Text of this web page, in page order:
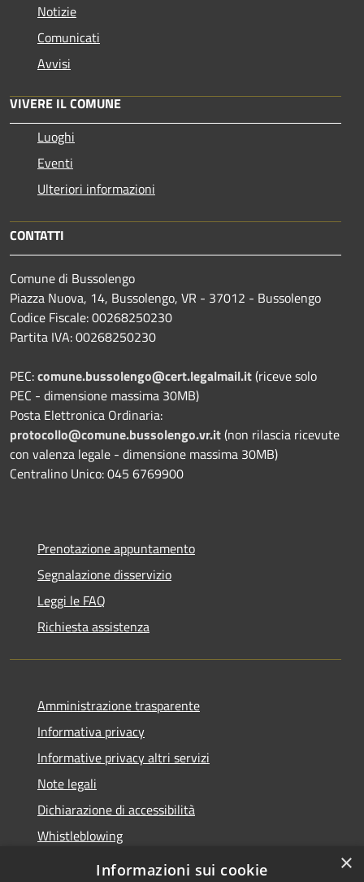
Notizie
Comunicati
Avvisi
VIVERE IL COMUNE
Luoghi
Eventi
Ulteriori informazioni
CONTATTI
Comune di Bussolengo
Piazza Nuova, 14, Bussolengo, VR - 37012 - Bussolengo
Codice Fiscale: 00268250230
Partita IVA: 00268250230
PEC:comune.bussolengo@cert.legalmail.it(riceve solo
PEC - dimensione massima 30MB)
Posta Elettronica Ordinaria:
protocollo@comune.bussolengo.vr.it(non rilascia ricevute
con valenza legale - dimensione massima 30MB)
Centralino Unico: 045 6769900
Prenotazione appuntamento
Segnalazione disservizio
Leggi le FAQ
Richiesta assistenza
Amministrazione trasparente
Informativa privacy
Informative privacy altri servizi
Note legali
Dichiarazione di accessibilità
Whistleblowing
×
Informazioni sui cookie